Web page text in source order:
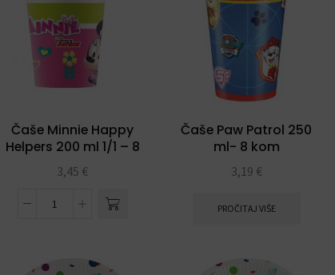
Čaše Minnie Happy
Helpers 200 ml 1/1 – 8
kom
3,45 €
Čaše Paw Patrol 250
ml- 8 kom
3,19 €
PROČITAJ VIŠE